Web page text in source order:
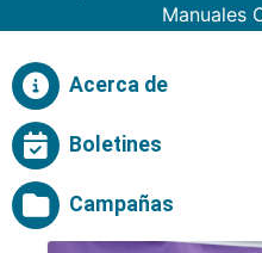
Manuales
Acerca de
Boletines
Campañas